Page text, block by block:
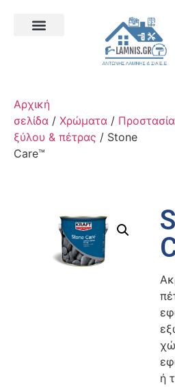
Αρχική
σελίδα / Χρώματα / Προστασία
ξύλου & πέτρας / Stone
Care™
ή